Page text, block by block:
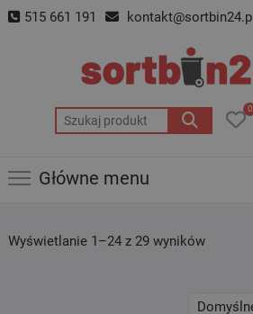
Skip 515 661 191 kontakt@sortbin24.pl
Szukaj:
0
Główne menu
Wyświetlanie 1–24 z 29 wyników